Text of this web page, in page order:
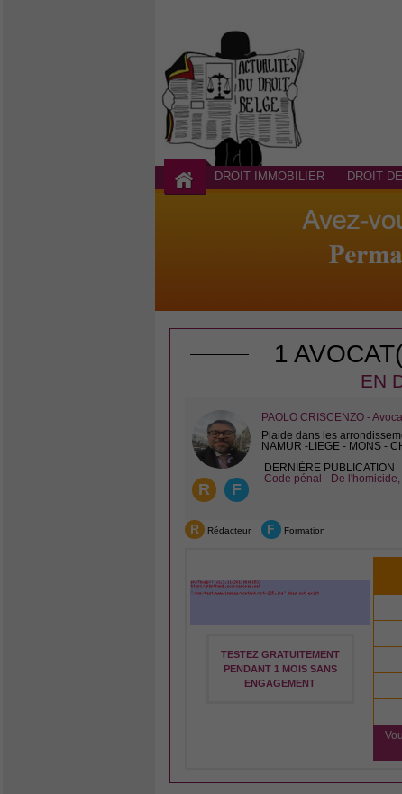
DROIT IMMOBILIER DROIT
1
EN
R F
PAOLO CRISCENZO -
Plaide dans les
NAMUR -LIEGE - MONS -
DERNIÈRE PUBLICATION
Code pénal - De
R Rédacteur F Formation
TESTEZ GRATUITEMENT
PENDANT 1 MOIS SANS
ENGAGEMENT